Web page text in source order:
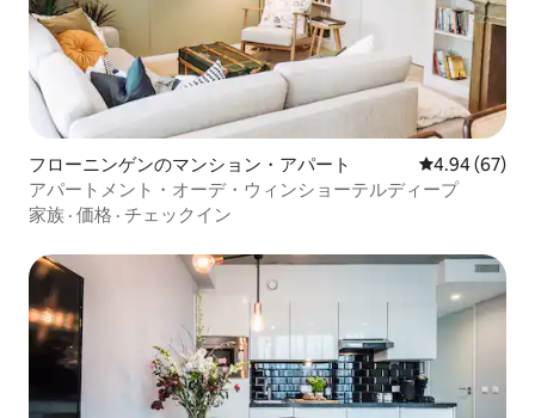
フローニンゲンのマンション・アパート レビュー67
4.94 (67)
アパートメント・オーデ・ウィンショーテルディープ
家族 · 価格 · チェックイン